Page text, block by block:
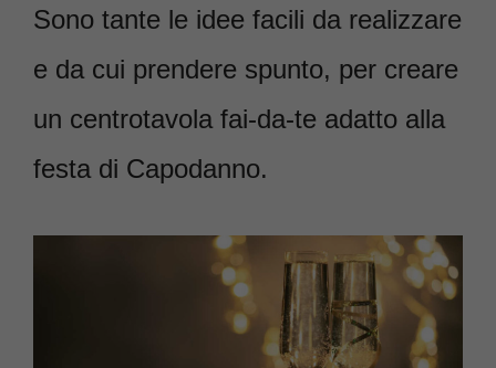
Sono tante le idee facili da realizzare
e da cui prendere spunto, per creare
un centrotavola fai-da-te adatto alla
festa di Capodanno.